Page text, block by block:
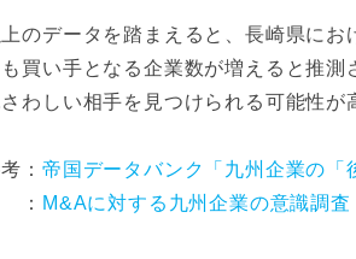
上のデータを踏まえると、長崎県に
も買い手となる企業数が増えると推
わしい相手を見つけられる可能性が
： 帝国データバンク「九州企業の「
M&Aに対する九州企業の意識調査